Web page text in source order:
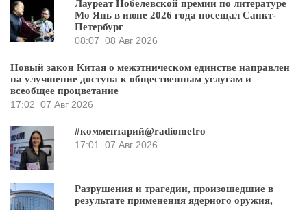
Лауреат Нобелевской премии по литературе
Мо Янь в июне 2026 года посещал Санкт-
Петербург
08:07 08 Авг 2026
Новый закон Китая о межэтническом единстве направлен
на улучшение доступа к общественным услугам и
всеобщее процветание
17:02 07 Авг 2026
#комментарий@radiometro
17:01
07 Авг 2026
Разрушения и трагедии, произошедшие в
результате применения ядерного оружия,